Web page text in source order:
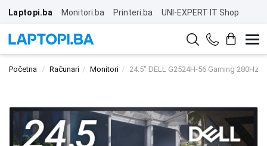
Laptopi.ba Monitori.ba Printeri.ba UNI-EXPERT IT Shop
Početna Računari Monitori 24.5" DELL G2524H-56 Gaming 280Hz